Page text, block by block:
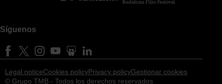
Síguenos
a
T
w
i
t
n
s
Y
o
u
t
S
l
i
d
L
i
n
k
Legal noticeCookies policyPrivacy policyGestionar cookies
© Grupo TMB - Todos los derechos reservados